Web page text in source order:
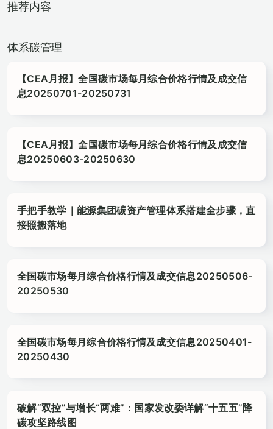
推荐内容
体系碳管理
【CEA月报】全国碳市场每月综合价格行情及成交信
息20250701-20250731
【CEA月报】全国碳市场每月综合价格行情及成交信
息20250603-20250630
手把手教学｜能源集团碳资产管理体系搭建全步骤，直
接照搬落地
全国碳市场每月综合价格行情及成交信息20250506-
20250530
全国碳市场每月综合价格行情及成交信息20250401-
20250430
破解“双控”与增长“两难”：国家发改委详解“十五五”降
碳攻坚路线图